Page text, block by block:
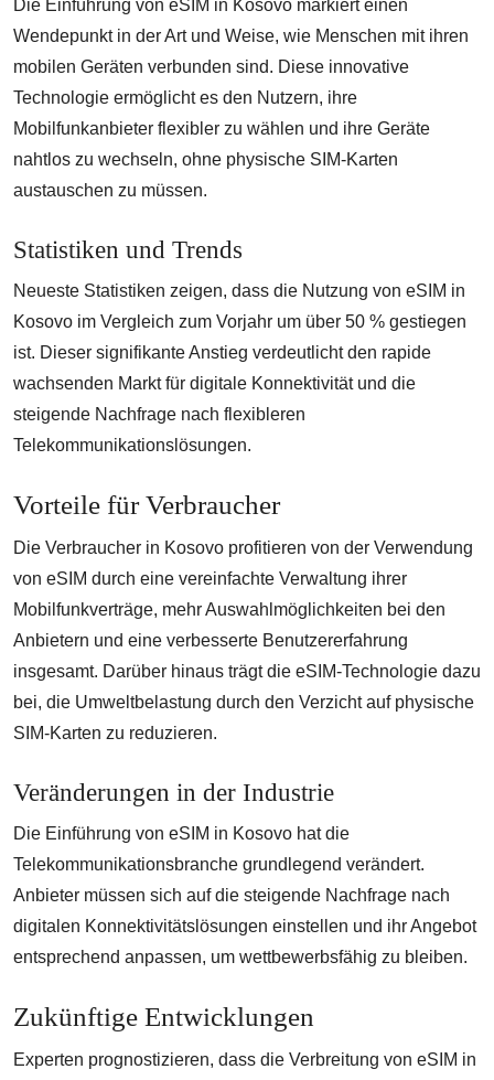
Die Einführung von eSIM in Kosovo markiert einen
Wendepunkt in der Art und Weise, wie Menschen mit ihren
mobilen Geräten verbunden sind. Diese innovative
Technologie ermöglicht es den Nutzern, ihre
Mobilfunkanbieter flexibler zu wählen und ihre Geräte
nahtlos zu wechseln, ohne physische SIM-Karten
austauschen zu müssen.
Statistiken und Trends
Neueste Statistiken zeigen, dass die Nutzung von eSIM in
Kosovo im Vergleich zum Vorjahr um über 50 % gestiegen
ist. Dieser signifikante Anstieg verdeutlicht den rapide
wachsenden Markt für digitale Konnektivität und die
steigende Nachfrage nach flexibleren
Telekommunikationslösungen.
Vorteile für Verbraucher
Die Verbraucher in Kosovo profitieren von der Verwendung
von eSIM durch eine vereinfachte Verwaltung ihrer
Mobilfunkverträge, mehr Auswahlmöglichkeiten bei den
Anbietern und eine verbesserte Benutzererfahrung
insgesamt. Darüber hinaus trägt die eSIM-Technologie dazu
bei, die Umweltbelastung durch den Verzicht auf physische
SIM-Karten zu reduzieren.
Veränderungen in der Industrie
Die Einführung von eSIM in Kosovo hat die
Telekommunikationsbranche grundlegend verändert.
Anbieter müssen sich auf die steigende Nachfrage nach
digitalen Konnektivitätslösungen einstellen und ihr Angebot
entsprechend anpassen, um wettbewerbsfähig zu bleiben.
Zukünftige Entwicklungen
Experten prognostizieren, dass die Verbreitung von eSIM in